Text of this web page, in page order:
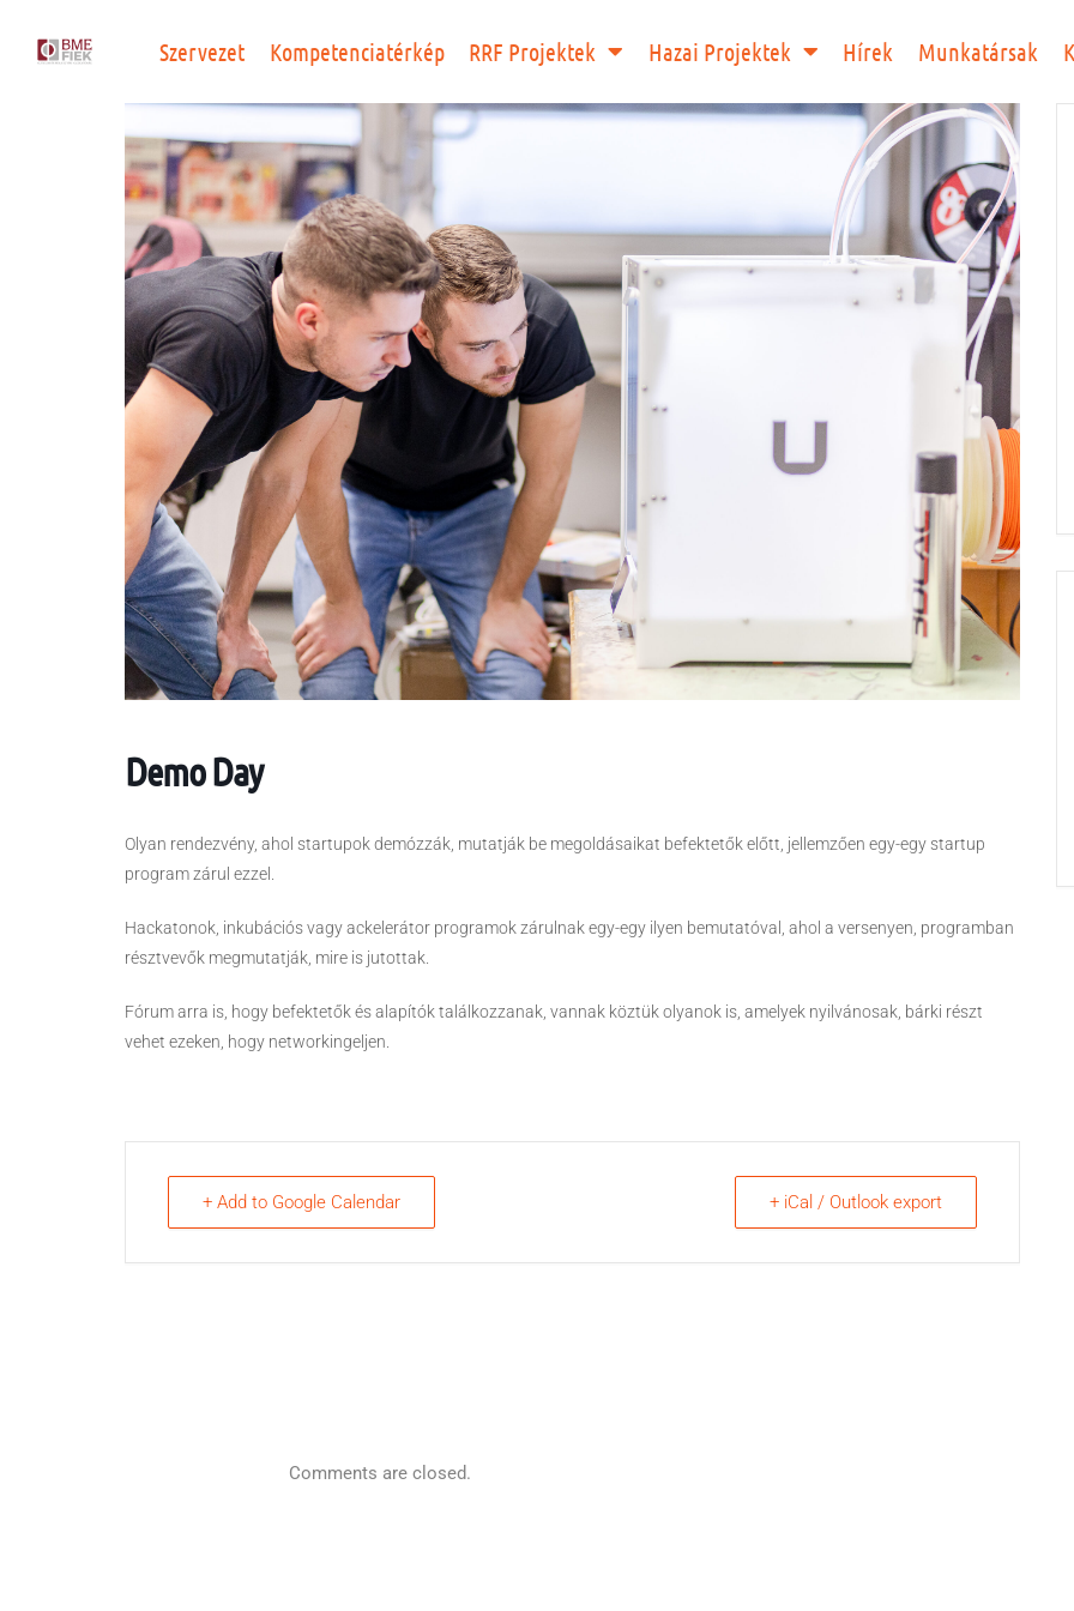
Szervezet Kompetenciatérkép RRF Projektek Hazai Projektek Hírek Munkatársak
Demo Day
Olyan rendezvény, ahol startupok demózzák, mutatják be megoldásaikat befektetők előtt, jellemzően egy-egy startup
program zárul ezzel.
Hackatonok, inkubációs vagy ackelerátor programok zárulnak egy-egy ilyen bemutatóval, ahol a versenyen, programban
résztvevők megmutatják, mire is jutottak.
Fórum arra is, hogy befektetők és alapítók találkozzanak, vannak köztük olyanok is, amelyek nyilvánosak, bárki részt
vehet ezeken, hogy networkingeljen.
+ Add to Google Calendar + iCal / Outlook export
Comments are closed.